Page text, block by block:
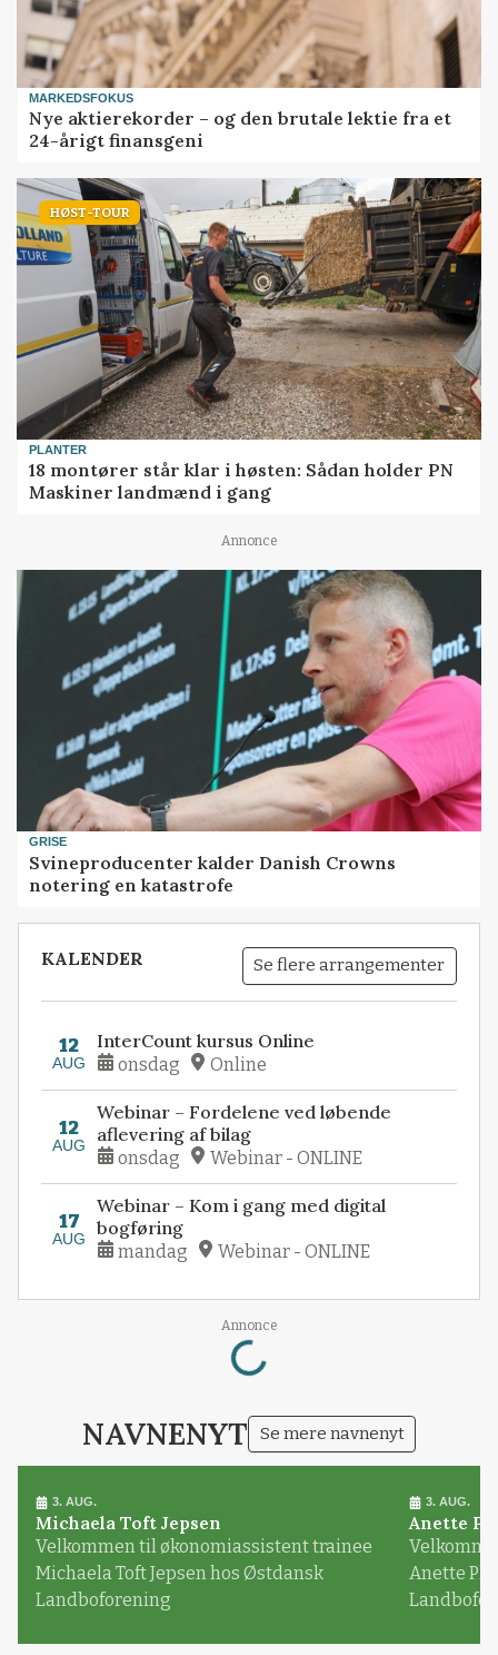
MARKEDSFOKUS
Nye aktierekorder – og den brutale lektie fra et
24-årigt finansgeni
HØST-TOUR
PLANTER
18 montører står klar i høsten: Sådan holder PN
Maskiner landmænd i gang
Annonce
GRISE
Svineproducenter kalder Danish Crowns
notering en katastrofe
KALENDER Se flere arrangementer
12
AUG
InterCount kursus Online
onsdag Online
12
AUG
Webinar – Fordelene ved løbende
aflevering af bilag
onsdag Webinar - ONLINE
17
AUG
Webinar – Kom i gang med digital
bogføring
mandag Webinar - ONLINE
Annonce
Loading...
NAVNENYT Se mere navnenyt
3. AUG.
Michaela Toft Jepsen
Velkommen til økonomiassistent trainee
Michaela Toft Jepsen hos Østdansk
Landboforening
3. AUG.
Anette
Anette